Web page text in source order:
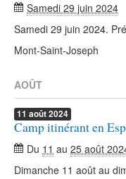
Samedi 29 juin 2024
Samedi 29 juin 2024.
Mont-Saint-Joseph
AOÛT
11 août2024
Camp itinérant en
Du 11 au 25 août
Dimanche 11 août au